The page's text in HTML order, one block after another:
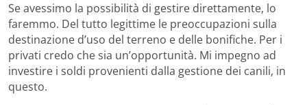
Se avessimo la possibilità di gestire direttamente, lo
faremmo. Del tutto legittime le preoccupazioni sulla
destinazione d’uso del terreno e delle bonifiche. Per i
privati credo che sia un’opportunità. Mi impegno ad
investire i soldi provenienti dalla gestione dei canili, in
questo.